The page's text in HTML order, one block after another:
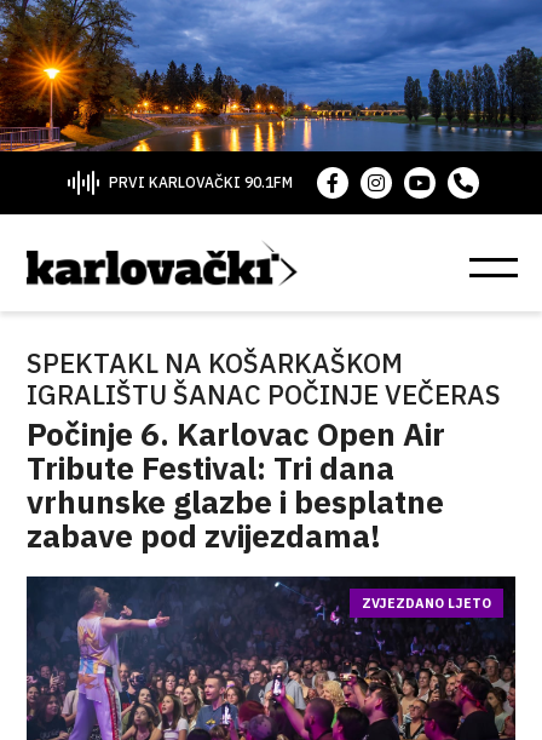
PRVI KARLOVAČKI 90.1FM
SPEKTAKL NA KOŠARKAŠKOM
IGRALIŠTU ŠANAC POČINJE VEČERAS
Počinje 6. Karlovac Open Air
Tribute Festival: Tri dana
vrhunske glazbe i besplatne
zabave pod zvijezdama!
ZVJEZDANO LJETO